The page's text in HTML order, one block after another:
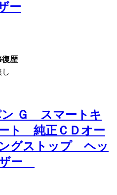
ー
復歴
し
ン Ｇ スマートキ
ト 純正ＣＤオー
グストップ ヘッ
ザー